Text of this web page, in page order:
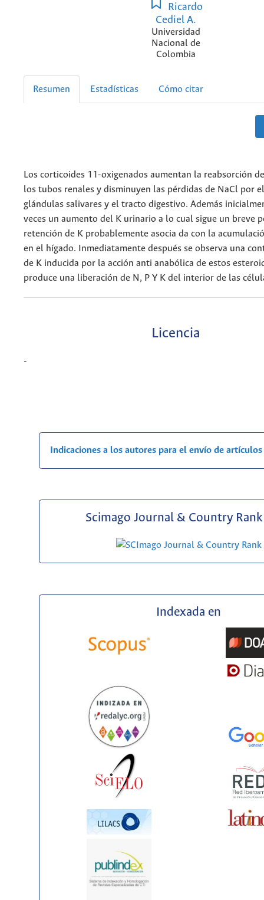
Ricardo
Cediel A.
Universidad
Nacional de
Colombia
Resumen Estadísticas Cómo citar
Los corticoides 11-oxigenados aumentan la reabsorción
los tubos renales y disminuyen las pérdidas de NaCl por
glándulas salivares y el tracto digestivo. Además
veces un aumento del K urinario a lo cual sigue un breve
retención de K probablemente asocia da con la
en el hígado. Inmediatamente después se observa una
de K inducida por la acción anti anabólica de estos
produce una liberación de N, P Y K del interior de las
Licencia
-
Indicaciones a los autores para el envío de artículos
Scimago Journal & Country Rank
Indexada en